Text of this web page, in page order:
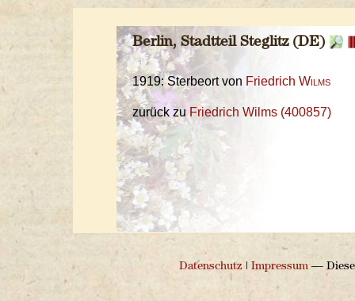
Berlin, Stadtteil Steglitz (DE)
1919: Sterbeort von Friedrich Wilms
zurück zuFriedrich Wilms (400857)
Datenschutz Impressum— Diese